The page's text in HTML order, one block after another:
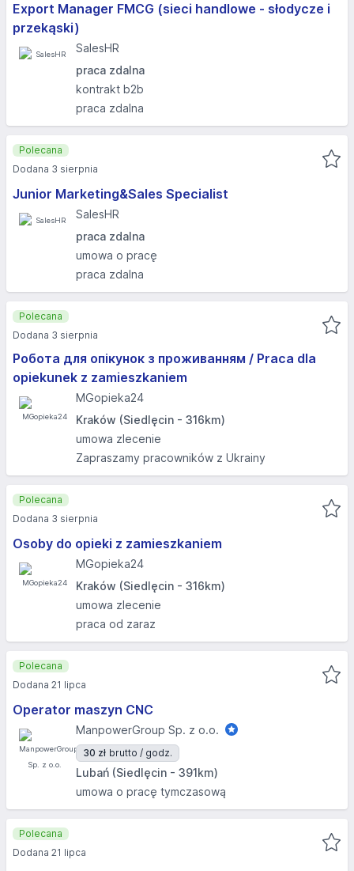
Export Manager FMCG (sieci handlowe - słodycze i
przekąski)
SalesHR
praca zdalna
kontrakt b2b
praca zdalna
Junior Marketing&Sales Specialist
SalesHR
praca zdalna
umowa o pracę
praca zdalna
Polecana
Dodana 3 sierpnia
Робота для опікунок з проживанням / Praca dla
opiekunek z zamieszkaniem
MGopieka24
Kraków (Siedlęcin - 316km)
umowa zlecenie
Zapraszamy pracowników z Ukrainy
Polecana
Dodana 3 sierpnia
Osoby do opieki z zamieszkaniem
MGopieka24
Kraków (Siedlęcin - 316km)
umowa zlecenie
praca od zaraz
Polecana
Dodana 3 sierpnia
Operator maszyn CNC
ManpowerGroup Sp. z o.o.
30 zł brutto / godz.
Lubań (Siedlęcin - 391km)
umowa o pracę tymczasową
Polecana
Dodana 21 lipca
Polecana
Dodana 21 lipca